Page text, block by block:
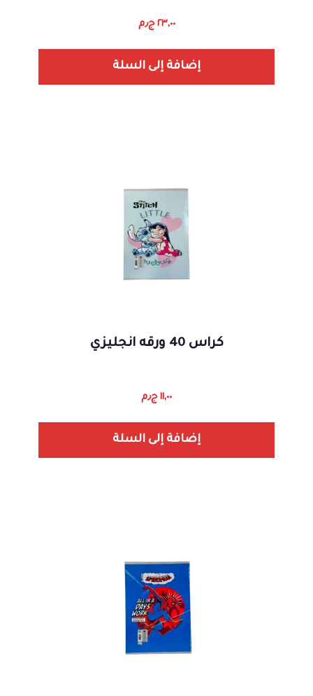
٢٣,٠٠ ج٫م
إضافة إلى السلة
كراس 40 ورقه انجليزي
١١,٠٠ ج٫م
إضافة إلى السلة